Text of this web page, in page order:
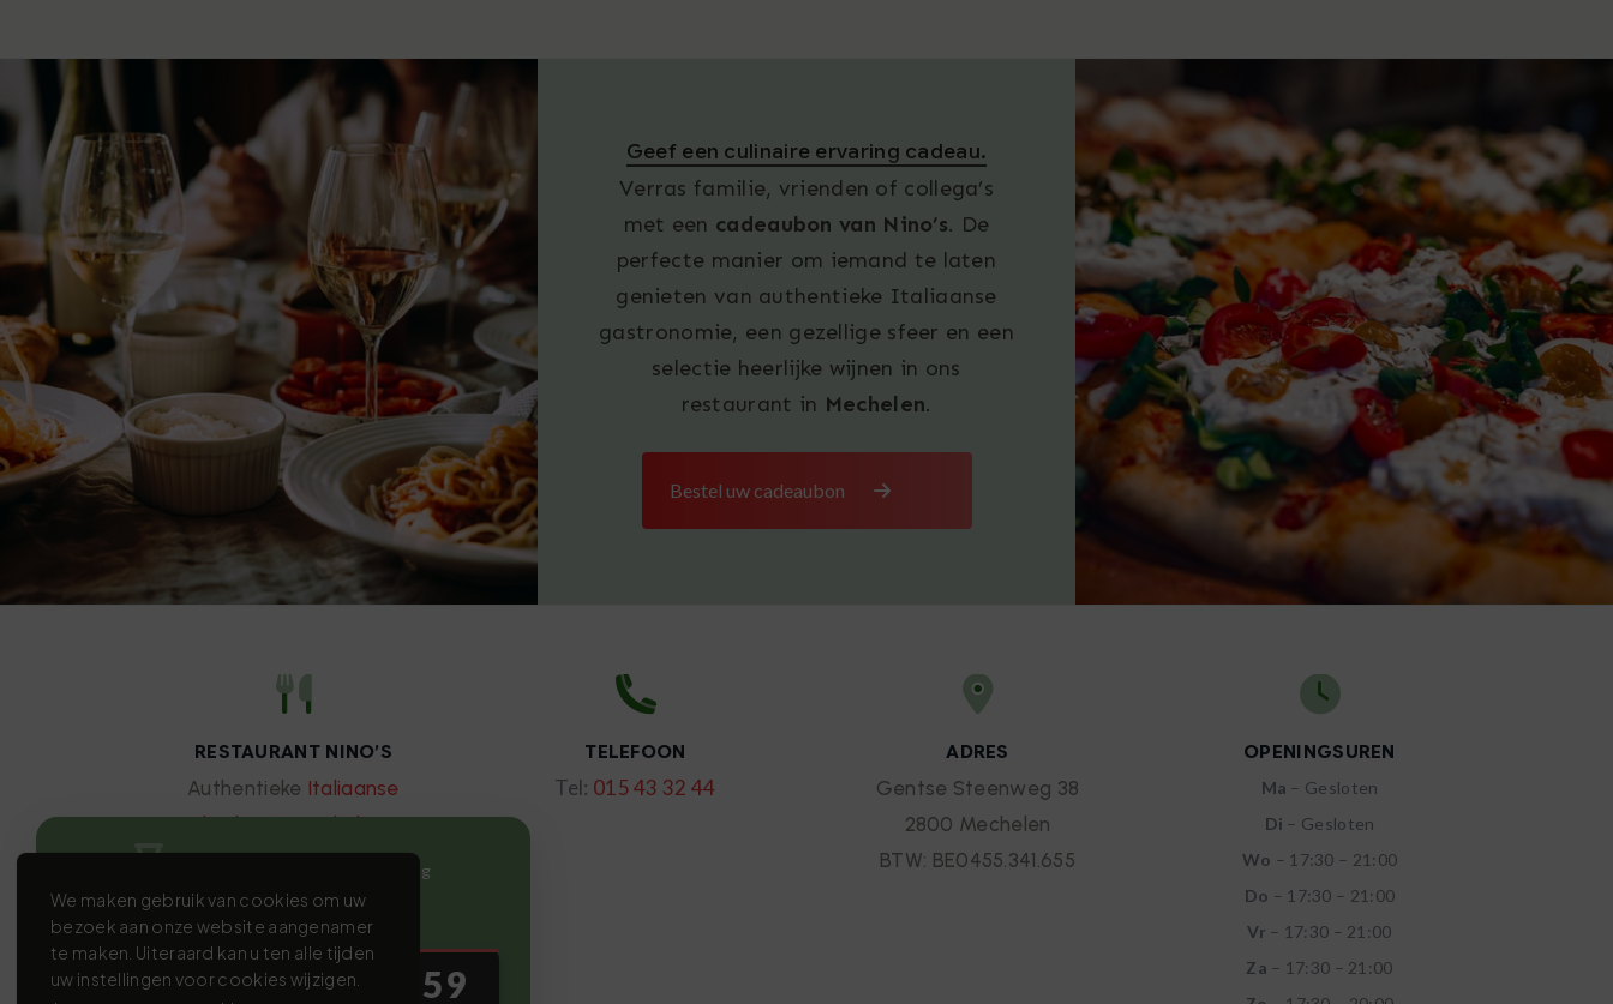
We maken gebruik van cookies om uw
bezoek aan onze website aangenamer
te maken. Uiteraard kan u ten alle tijden
uw instellingen voor cookies wijzigen.
Geef een culinaire ervaring cadeau.
Verras familie, vrienden of collega’s
met een cadeaubon van Nino’s. De
perfecte manier om iemand te laten
genieten van authentieke Italiaanse
gastronomie, een gezellige sfeer en een
selectie heerlijke wijnen in ons
restaurant in Mechelen.
Bestel uw cadeaubon
RESTAURANT NINO’S
Authentieke Italiaanse
keuken in Mechelen
sinds 1995. Geniet van
verfijnde gerechten,
pizza’s en een
uitgebreide selectie
Nog tot de laatste openingsdag
22 augustus 2026
17 1 55 58
TELEFOON
Tel: 015 43 32 44
ADRES
Gentse Steenweg 38
2800 Mechelen
BTW: BE0455.341.655
OPENINGSUREN
Ma – Gesloten
Di – Gesloten
Wo – 17:30 – 21:00
Do – 17:30 – 21:00
Vr – 17:30 – 21:00
Za – 17:30 – 21:00